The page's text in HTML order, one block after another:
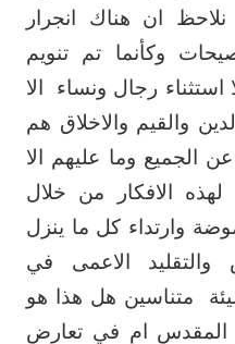
نلاحظ ان هناك انجرار
‏وكأنما تم تنويم
رجال ونساء
الا
والقيم والاخلاق هم
الجميع وما عليهم الا
الافكار من خلال
وارتداء كل ما ينزل
الاعمى في
متناسين هل هذا ‏هو
المقدس ام في تعارض